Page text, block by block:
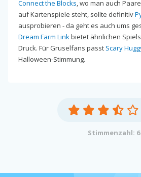
Connect the Blocks, wo man auch
auf Kartenspiele steht, sollte definitiv
ausprobieren - da geht es auch ums
Dream Farm Linkbietet ähnlichen
Druck. Für Gruselfans passt Scary
Halloween-Stimmung.
Stimmenzahl: 6